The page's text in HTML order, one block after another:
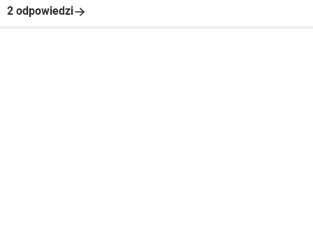
2 odpowiedzi